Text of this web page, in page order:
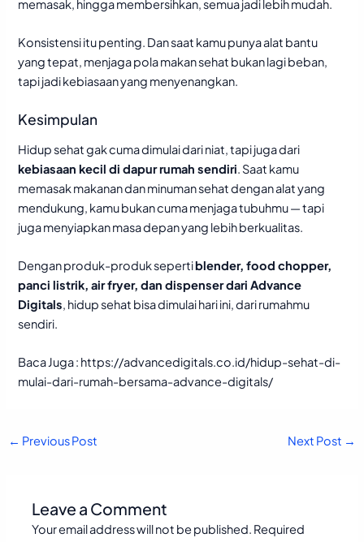
memasak, hingga membersihkan, semua jadi lebih mudah.
Konsistensi itu penting. Dan saat kamu punya alat bantu
yang tepat, menjaga pola makan sehat bukan lagi beban,
tapi jadi kebiasaan yang menyenangkan.
Kesimpulan
Hidup sehat gak cuma dimulai dari niat, tapi juga dari
kebiasaan kecil di dapur rumah sendiri . Saat kamu
memasak makanan dan minuman sehat dengan alat yang
mendukung, kamu bukan cuma menjaga tubuhmu — tapi
juga menyiapkan masa depan yang lebih berkualitas.
Dengan produk-produk sepertiblender, food chopper,
panci listrik, air fryer, dan dispenser dari Advance
Digitals, hidup sehat bisa dimulai hari ini, dari rumahmu
sendiri.
Baca Juga : https://advancedigitals.co.id/hidup-sehat-di-
mulai-dari-rumah-bersama-advance-digitals/
← Previous Post Next Post →
Leave a Comment
Your email address will not be published. Required